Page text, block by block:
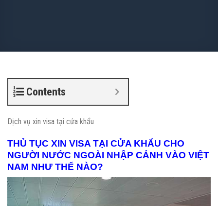
Contents
Dịch vụ xin visa tại cửa khẩu
THỦ TỤC XIN VISA TẠI CỬA KHẨU CHO
NGƯỜI NƯỚC NGOÀI NHẬP CẢNH VÀO VIỆT
NAM NHƯ THẾ NÀO?